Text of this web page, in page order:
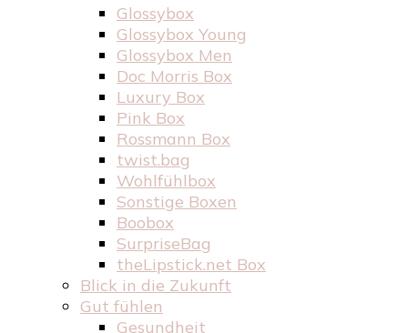
Glossybox
Glossybox Young
Glossybox Men
Doc Morris Box
Luxury Box
Pink Box
Rossmann Box
twist.bag
Wohlfühlbox
Sonstige Boxen
Boobox
SurpriseBag
theLipstick.net Box
Blick in die Zukunft
Gut fühlen
Gesundheit